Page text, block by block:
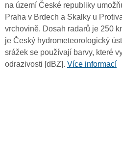
na území České republiky
Praha v Brdech a Skalky u
vrchovině. Dosah radarů je 250
je Český hydrometeorologický
srážek se používají barvy, které
odrazivosti [dBZ]. Více informací